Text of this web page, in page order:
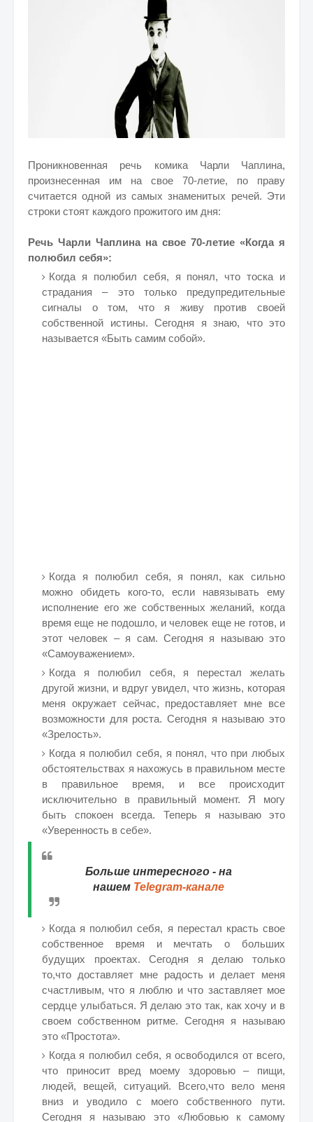
Проникновенная речь комика Чарли Чаплина,
произнесенная им на свое 70-летие, по праву
считается одной из самых знаменитых речей. Эти
строки стоят каждого прожитого им дня:
Речь Чарли Чаплина на свое 70-летие «Когда я
полюбил себя»:
Когда я полюбил себя, я понял, что тоска и
страдания – это только предупредительные
сигналы о том, что я живу против своей
собственной истины. Сегодня я знаю, что это
называется «Быть самим собой».
Когда я полюбил себя, я понял, как сильно
можно обидеть кого-то, если навязывать ему
исполнение его же собственных желаний, когда
время еще не подошло, и человек еще не готов, и
этот человек – я сам. Сегодня я называю это
«Самоуважением».
Когда я полюбил себя, я перестал желать
другой жизни, и вдруг увидел, что жизнь, которая
меня окружает сейчас, предоставляет мне все
возможности для роста. Сегодня я называю это
«Зрелость».
Когда я полюбил себя, я понял, что при любых
обстоятельствах я нахожусь в правильном месте
в правильное время, и все происходит
исключительно в правильный момент. Я могу
быть спокоен всегда. Теперь я называю это
«Уверенность в себе».
Больше интересного - на
нашем Telegram-канале
Когда я полюбил себя, я перестал красть свое
собственное время и мечтать о больших
будущих проектах. Сегодня я делаю только
то,что доставляет мне радость и делает меня
счастливым, что я люблю и что заставляет мое
сердце улыбаться. Я делаю это так, как хочу и в
своем собственном ритме. Сегодня я называю
это «Простота».
Когда я полюбил себя, я освободился от всего,
что приносит вред моему здоровью – пищи,
людей, вещей, ситуаций. Всего,что вело меня
вниз и уводило с моего собственного пути.
Сегодня я называю это «Любовью к самому